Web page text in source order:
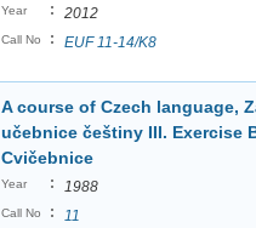
Year : 2012
Call No : EUF 11-14/K8
A course of Czech language,
učebnice češtiny III. Exercise
Cvičebnice
Year : 1988
Call No : 11